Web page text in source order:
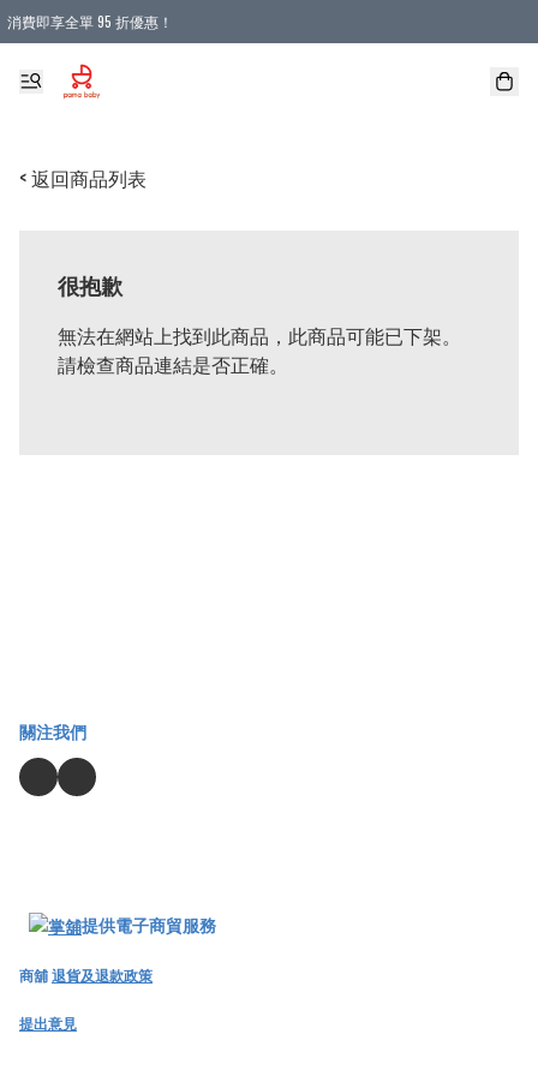
消費即享全單 95 折優惠！
購物滿 HKD 900.00即享免運費優惠！（適用於 本地送貨、本地取貨 )
< 返回商品列表
很抱歉
無法在網站上找到此商品，此商品可能已下架。
請檢查商品連結是否正確。
關注我們
提供電子商貿服務
商舖退貨及退款政策
提出意見